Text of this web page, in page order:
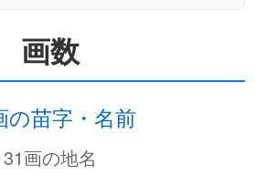
画数
の苗字・名前
31画の地名